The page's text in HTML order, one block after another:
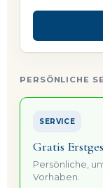
PERSÖNLICHE
SERVICE
Gratis
Persönliche,
Vorhaben.